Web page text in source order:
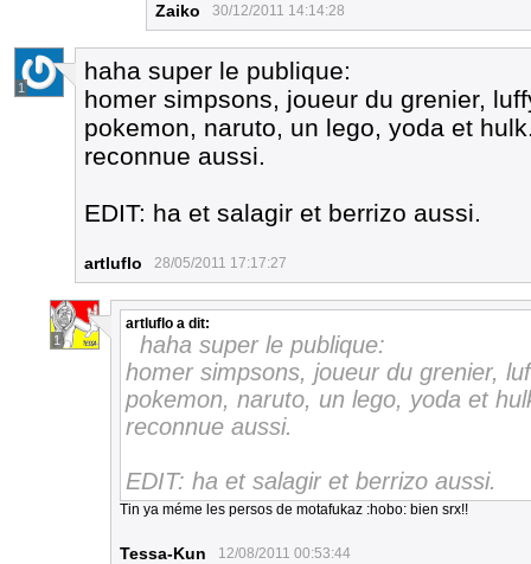
Zaiko 30/12/2011 14:14:28
1
haha super le publique:
homer simpsons, joueur du grenier,
pokemon, naruto, un lego, yoda et
reconnue aussi.
EDIT: ha et salagir et berrizo aussi.
artluflo 28/05/2011 17:17:27
1
artluflo a dit:
haha super le publique:
homer simpsons, joueur du grenier,
pokemon, naruto, un lego, yoda et
reconnue aussi.
EDIT: ha et salagir et berrizo aussi.
Tin ya méme les persos de motafukaz :hobo: bien srx!!
Tessa-Kun 12/08/2011 00:53:44